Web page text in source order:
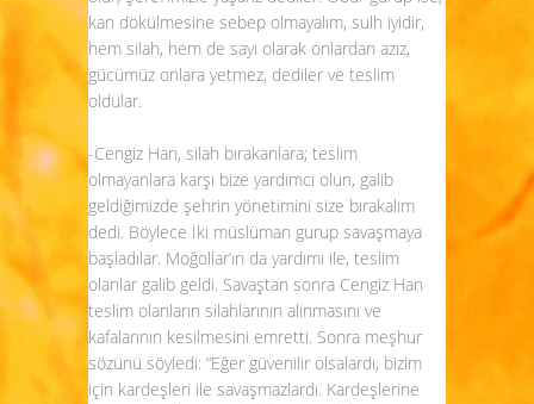
kan dökülmesine sebep olmayalım, sulh iyidir,
hem silah, hem de sayı olarak onlardan azız,
gücümüz onlara yetmez, dediler ve teslim
oldular.
-Cengiz Han, silah bırakanlara; teslim
olmayanlara karşı bize yardımcı olun, galib
geldiğimizde şehrin yönetimini size bırakalım
dedi. Böylece İki müslüman gurup savaşmaya
başladılar. Moğollar’ın da yardımı ile, teslim
olanlar galib geldi. Savaştan sonra Cengiz Han
teslim olanların silahlarının alınmasını ve
kafalarının kesilmesini emretti. Sonra meşhur
sözünü söyledi: “Eğer güvenilir olsalardı, bizim
için kardeşleri ile savaşmazlardı. Kardeşlerine